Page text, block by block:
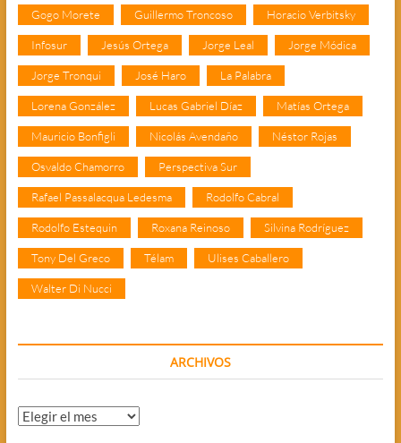
Gogo Morete Guillermo Troncoso Horacio Verbitsky
Infosur Jesús Ortega Jorge Leal Jorge Módica
Jorge Tronqui José Haro La Palabra
Lorena González Lucas Gabriel Díaz Matías Ortega
Mauricio Bonfigli Nicolás Avendaño Néstor Rojas
Osvaldo Chamorro Perspectiva Sur
Rafael Passalacqua Ledesma Rodolfo Cabral
Rodolfo Estequin Roxana Reinoso Silvina Rodríguez
Tony Del Greco Télam Ulises Caballero
Walter Di Nucci
ARCHIVOS
Archivos